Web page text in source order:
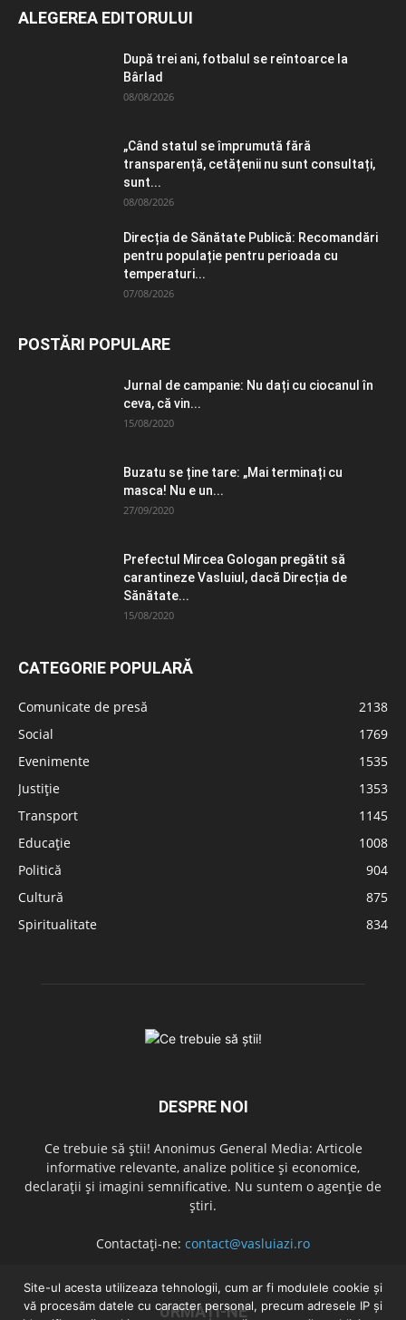
ALEGEREA EDITORULUI
După trei ani, fotbalul se reîntoarce la
Bârlad
08/08/2026
„Când statul se împrumută fără
transparență, cetățenii nu sunt consultați,
sunt...
08/08/2026
Direcția de Sănătate Publică: Recomandări
pentru populație pentru perioada cu
temperaturi...
07/08/2026
POSTĂRI POPULARE
Jurnal de campanie: Nu dați cu ciocanul în
ceva, că vin...
15/08/2020
Buzatu se ține tare: „Mai terminați cu
masca! Nu e un...
27/09/2020
Prefectul Mircea Gologan pregătit să
carantineze Vasluiul, dacă Direcția de
Sănătate...
15/08/2020
CATEGORIE POPULARĂ
Comunicate de presă
2138
Social
1769
Evenimente
1535
Justiție
1353
Transport
1145
Educație
1008
Politică
904
Cultură
875
Spiritualitate
834
DESPRE NOI
Ce trebuie să știi! Anonimus General Media: Articole
informative relevante, analize politice și economice,
declarații și imagini semnificative. Nu suntem o agenție de
știri.
Contactați-ne: contact@vasluiazi.ro
URMAȚI-NE
Site-ul acesta utilizeaza tehnologii, cum ar fi modulele cookie și
vă procesăm datele cu caracter personal, precum adresele IP și